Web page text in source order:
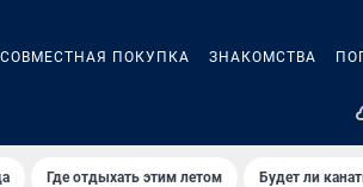
СОВМЕСТНАЯ ПОКУПКА ЗНАКОМСТВА
Где отдыхать этим летом Будет ли